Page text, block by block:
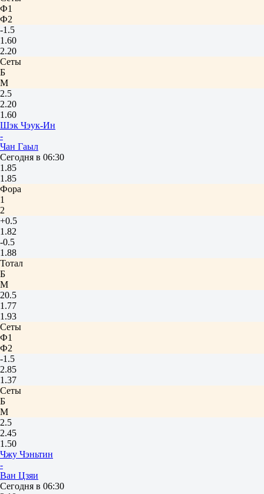
Ф1
Ф2
-1.5
1.60
2.20
Сеты
Б
М
2.5
2.20
1.60
Шэк Чэук-Ин
-
Чан Гаыл
Сегодня в 06:30
1.85
1.85
Фора
1
2
+0.5
1.82
-0.5
1.88
Тотал
Б
М
20.5
1.77
1.93
Сеты
Ф1
Ф2
-1.5
2.85
1.37
Сеты
Б
М
2.5
2.45
1.50
Чжу Чэньтин
-
Ван Цзяи
Сегодня в 06:30